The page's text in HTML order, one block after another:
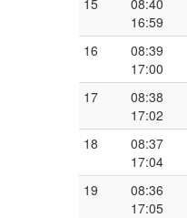
15
08:40
16:59
16
08:39
17:00
17
08:38
17:02
18
08:37
17:04
19
08:36
17:05